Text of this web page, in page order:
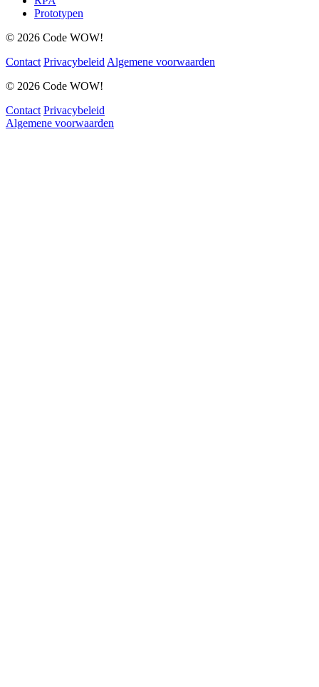
Prototypen
© 2026 Code WOW!
Contact Privacybeleid Algemene voorwaarden
© 2026 Code WOW!
Contact Privacybeleid
Algemene voorwaarden